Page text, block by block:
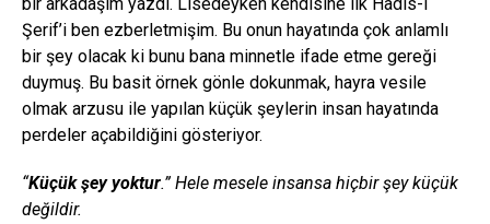
Şerif’i ben ezberletmişim. Bu onun hayatında çok anlamlı
bir şey olacak ki bunu bana minnetle ifade etme gereği
duymuş. Bu basit örnek gönle dokunmak, hayra vesile
olmak arzusu ile yapılan küçük şeylerin insan hayatında
perdeler açabildiğini gösteriyor.
“Küçük şey yoktur.” Hele mesele insansa hiçbir şey küçük
değildir.